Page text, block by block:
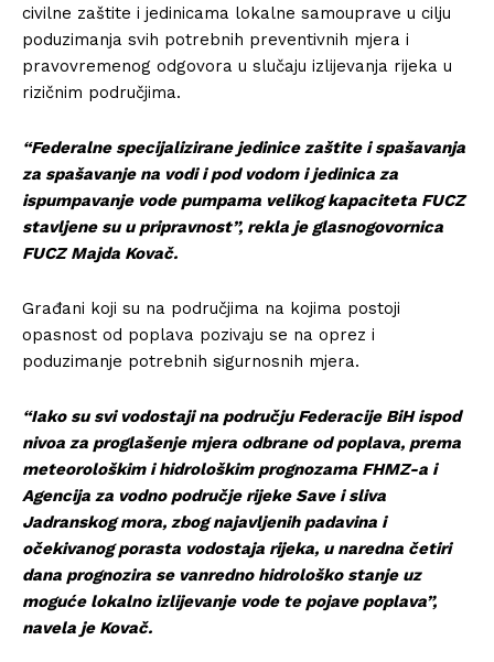
civilne zaštite i jedinicama lokalne samouprave u cilju
poduzimanja svih potrebnih preventivnih mjera i
pravovremenog odgovora u slučaju izlijevanja rijeka u
rizičnim područjima.
“Federalne specijalizirane jedinice zaštite i spašavanja
za spašavanje na vodi i pod vodom i jedinica za
ispumpavanje vode pumpama velikog kapaciteta FUCZ
stavljene su u pripravnost”, rekla je glasnogovornica
FUCZ Majda Kovač.
Građani koji su na područjima na kojima postoji
opasnost od poplava pozivaju se na oprez i
poduzimanje potrebnih sigurnosnih mjera.
“Iako su svi vodostaji na području Federacije BiH ispod
nivoa za proglašenje mjera odbrane od poplava, prema
meteorološkim i hidrološkim prognozama FHMZ-a i
Agencija za vodno područje rijeke Save i sliva
Jadranskog mora, zbog najavljenih padavina i
očekivanog porasta vodostaja rijeka, u naredna četiri
dana prognozira se vanredno hidrološko stanje uz
moguće lokalno izlijevanje vode te pojave poplava”,
navela je Kovač.